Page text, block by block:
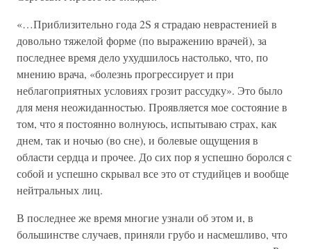
«…Приблизительно года 2Ѕ я страдаю неврастенией в
довольно тяжелой форме (по выражению врачей), за
последнее время дело ухудшилось настолько, что, по
мнению врача, «болезнь прогрессирует и при
неблагоприятных условиях грозит рассудку». Это было
для меня неожиданностью. Проявляется мое состояние в
том, что я постоянно волнуюсь, испытываю страх, как
днем, так и ночью (во сне), и болевые ощущения в
области сердца и прочее. До сих пор я успешно боролся с
собой и успешно скрывал все это от студийцев и вообще
нейтральных лиц.
В последнее же время многие узнали об этом и, в
большинстве случаев, приняли грубо и насмешливо, что